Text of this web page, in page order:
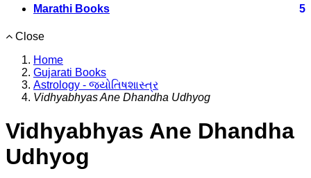
Marathi Books 5
Close
Home
Gujarati Books
Astrology - જ્યોતિષશાસ્ત્ર
Vidhyabhyas Ane Dhandha Udhyog
Vidhyabhyas Ane Dhandha
Udhyog